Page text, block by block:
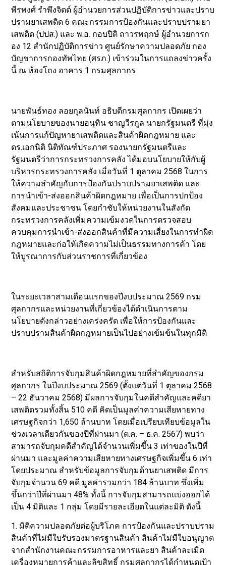
พีรพงศ์ รำพึงจิตต์ ผู้อำนวยการส่วนปฏิบัติการข่าวและปราบ
ปรามยาเสพติด 6 คณะกรรมการป้องกันและปราบปรามยา
เสพติด (ปปส.) และ พ.อ. กอบปิติ ถาวรพฤกษ์ ผู้อำนวยการก
อง 12 สำนักปฏิบัติการข่าว ศูนย์รักษาความปลอดภัย กอง
บัญชาการกองทัพไทย (ศรภ.) เข้าร่วมในการแถลงข่าวครั้ง
นี้ ณ ห้องโถง อาคาร 1 กรมศุลกากร
นายพันธ์ทอง ลอยกุลนันท์ อธิบดีกรมศุลกากร เปิดเผยว่า
ตามนโยบายของนายอนุทิน ชาญวีรกูล นายกรัฐมนตรี ที่มุ่ง
เน้นการแก้ปัญหายาเสพติดและสินค้าผิดกฎหมาย และ
ดร.เอกนิติ นิติทัณฑ์ประภาศ รองนายกรัฐมนตรีและ
รัฐมนตรีว่าการกระทรวงการคลัง ได้มอบนโยบายให้กับผู้
บริหารกระทรวงการคลัง เมื่อวันที่ 1 ตุลาคม 2568 ในการ
ให้ความสำคัญกับการป้องกันปราบปรามยาเสพติด และ
การนำเข้า-ส่งออกสินค้าผิดกฎหมาย เพื่อเป็นการปกป้อง
สังคมและประชาชน โดยกำชับให้หน่วยงานในสังกัด
กระทรวงการคลังเพิ่มความเข้มงวดในการตรวจสอบ
ควบคุมการนำเข้า-ส่งออกสินค้าที่มีความเสี่ยงในการทำผิด
กฎหมายและก่อให้เกิดความไม่เป็นธรรมทางการค้า โดย
ให้บูรณาการกับส่วนราชการที่เกี่ยวข้อง
ในระยะเวลาสามเดือนแรกของปีงบประมาณ 2569 กรม
ศุลกากรและหน่วยงานที่เกี่ยวข้องได้ดำเนินการตาม
นโยบายดังกล่าวอย่างเคร่งครัด เพื่อให้การป้องกันและ
ปราบปรามสินค้าผิดกฎหมายเป็นไปอย่างเข้มข้นในทุกมิติ
สำหรับสถิติการจับกุมสินค้าผิดกฎหมายที่สำคัญของกรม
ศุลกากร ในปีงบประมาณ 2569 (ตั้งแต่วันที่ 1 ตุลาคม 2568
– 22 ธันวาคม 2568) มีผลการจับกุมในคดีสำคัญและคดียา
เสพติดรวมทั้งสิ้น 510 คดี คิดเป็นมูลค่าความเสียหายทาง
เศรษฐกิจกว่า 1,650 ล้านบาท โดยเมื่อเปรียบเทียบข้อมูลใน
ช่วงเวลาเดียวกันของปีที่ผ่านมา (ต.ค. – ธ.ค. 2567) พบว่า
สามารถจับกุมคดีสำคัญได้จำนวนเพิ่มขึ้น 3 เท่าของในปีที่
ผ่านมา และมูลค่าความเสียหายทางเศรษฐกิจเพิ่มขึ้น 6 เท่า
โดยประมาณ สำหรับข้อมูลการจับกุมด้านยาเสพติด มีการ
จับกุมจำนวน 69 คดี มูลค่ารวมกว่า 184 ล้านบาท ซึ่งเพิ่ม
ขึ้นกว่าปีที่ผ่านมา 48% ทั้งนี้ การจับกุมสามารถแบ่งออกได้
เป็น 4 มิติและ 1 กลุ่ม โดยมีรายละเอียดในแต่ละมิติ ดังนี้
1. มิติความปลอดภัยต่อผู้บริโภค การป้องกันและปราบปราม
สินค้าที่ไม่มีใบรับรองมาตรฐานสินค้า สินค้าไม่มีใบอนุญาต
จากสำนักงานคณะกรรมการอาหารและยา สินค้าละเมิด
เครื่องหมายการค้าและลิขสิทธิ์ กรมศุลกากรได้กำหนดเป้า